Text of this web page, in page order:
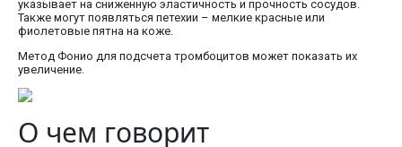
указывает на сниженную эластичность и прочность сосудов.
Также могут появляться петехии – мелкие красные или
фиолетовые пятна на коже.
Метод Фонио для подсчета тромбоцитов может показать их
увеличение.
О чем говорит